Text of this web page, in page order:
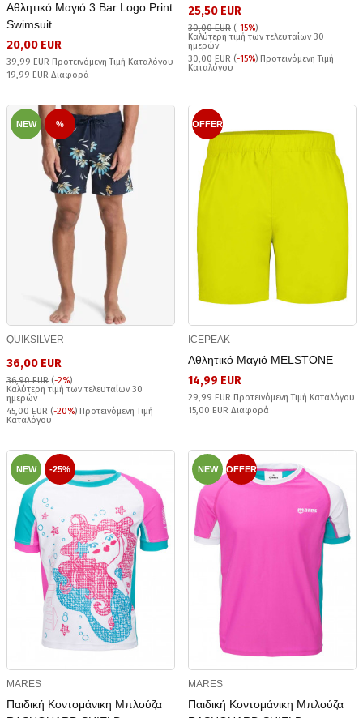
Αθλητικό Μαγιό 3 Bar Logo Print
Swimsuit
20,00 EUR
39,99 EUR Προτεινόμενη Τιμή Καταλόγου
19,99 EUR Διαφορά
25,50 EUR
30,00 EUR (-15%)
Καλύτερη τιμή των τελευταίων 30
ημερών
30,00 EUR (-15%) Προτεινόμενη Τιμή
Καταλόγου
NEW %
QUIKSILVER
36,00 EUR
36,90 EUR (-2%)
Καλύτερη τιμή των τελευταίων 30
ημερών
45,00 EUR (-20%) Προτεινόμενη Τιμή
Καταλόγου
OFFER
ICEPEAK
Αθλητικό Μαγιό MELSTONE
14,99 EUR
29,99 EUR Προτεινόμενη Τιμή Καταλόγου
15,00 EUR Διαφορά
NEW -25%
MARES
Παιδική Κοντομάνικη Μπλούζα
NEW OFFER
MARES
Παιδική Κοντομάνικη Μπλούζα